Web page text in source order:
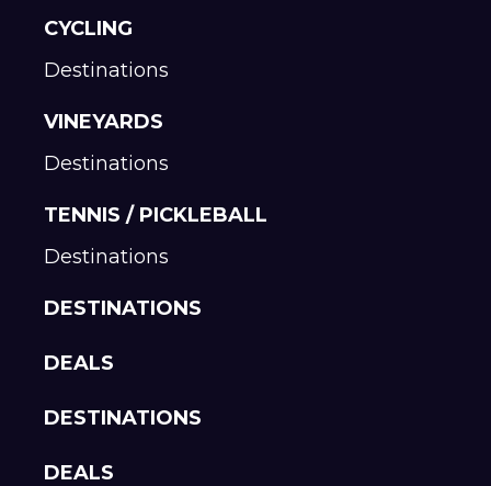
CYCLING
Destinations
VINEYARDS
Destinations
TENNIS / PICKLEBALL
Destinations
DESTINATIONS
DEALS
DESTINATIONS
DEALS